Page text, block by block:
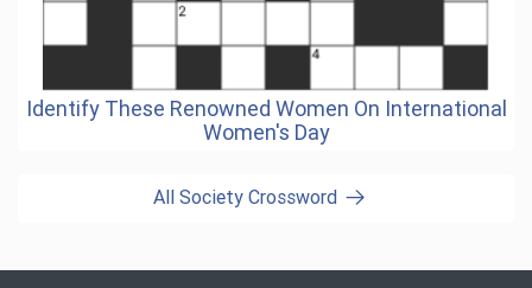
Identify These Renowned Women On International
Women's Day
All Society Crossword